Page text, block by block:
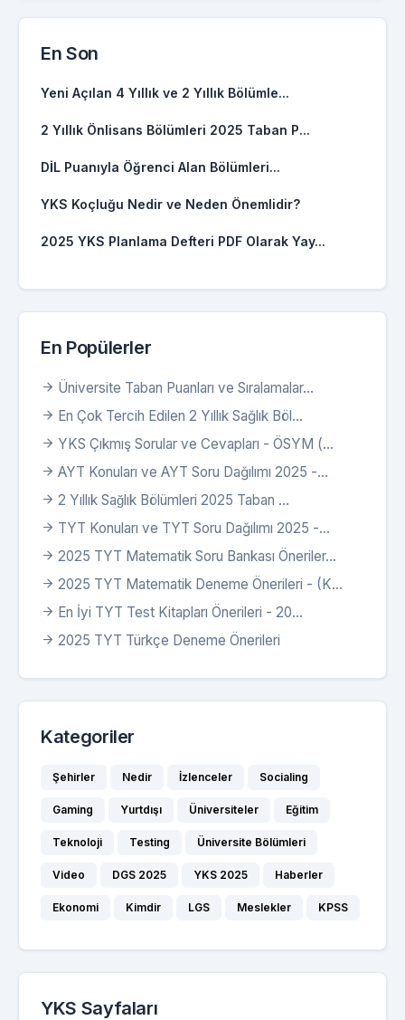
En Son
Yeni Açılan 4 Yıllık ve 2 Yıllık Bölümle...
2 Yıllık Önlisans Bölümleri 2025 Taban P...
DİL Puanıyla Öğrenci Alan Bölümleri...
YKS Koçluğu Nedir ve Neden Önemlidir?
2025 YKS Planlama Defteri PDF Olarak Yay...
En Popülerler
Üniversite Taban Puanları ve Sıralamalar...
En Çok Tercih Edilen 2 Yıllık Sağlık Böl...
YKS Çıkmış Sorular ve Cevapları - ÖSYM (...
AYT Konuları ve AYT Soru Dağılımı 2025 -...
2 Yıllık Sağlık Bölümleri 2025 Taban ...
TYT Konuları ve TYT Soru Dağılımı 2025 -...
2025 TYT Matematik Soru Bankası Öneriler...
2025 TYT Matematik Deneme Önerileri - (K...
En İyi TYT Test Kitapları Önerileri - 20...
2025 TYT Türkçe Deneme Önerileri
Kategoriler
Şehirler Nedir İzlenceler Socialing
Gaming Yurtdışı Üniversiteler Eğitim
Teknoloji Testing Üniversite Bölümleri
Video DGS 2025 YKS 2025 Haberler
Ekonomi Kimdir LGS Meslekler KPSS
YKS Sayfaları